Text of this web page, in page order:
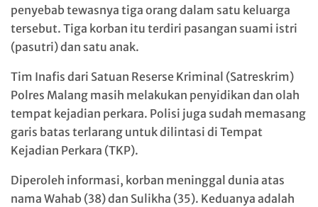
penyebab tewasnya tiga orang dalam satu keluarga
tersebut. Tiga korban itu terdiri pasangan suami istri
(pasutri) dan satu anak.
Tim Inafis dari Satuan Reserse Kriminal (Satreskrim)
Polres Malang masih melakukan penyidikan dan olah
tempat kejadian perkara. Polisi juga sudah memasang
garis batas terlarang untuk dilintasi di Tempat
Kejadian Perkara (TKP).
Diperoleh informasi, korban meninggal dunia atas
nama Wahab (38) dan Sulikha (35). Keduanya adalah